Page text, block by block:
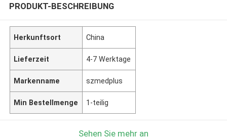
PRODUKT-BESCHREIBUNG
Herkunftsort China
Lieferzeit 4-7 Werktage
Markenname szmedplus
Min Bestellmenge 1-teilig
Sehen Sie mehr an